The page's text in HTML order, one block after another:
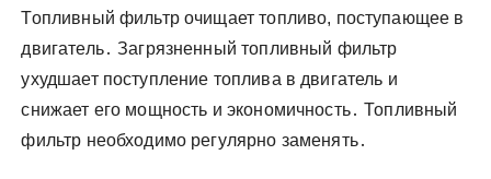
Топливный фильтр очищает топливо, поступающее в
двигатель․ Загрязненный топливный фильтр
ухудшает поступление топлива в двигатель и
снижает его мощность и экономичность․ Топливный
фильтр необходимо регулярно заменять․